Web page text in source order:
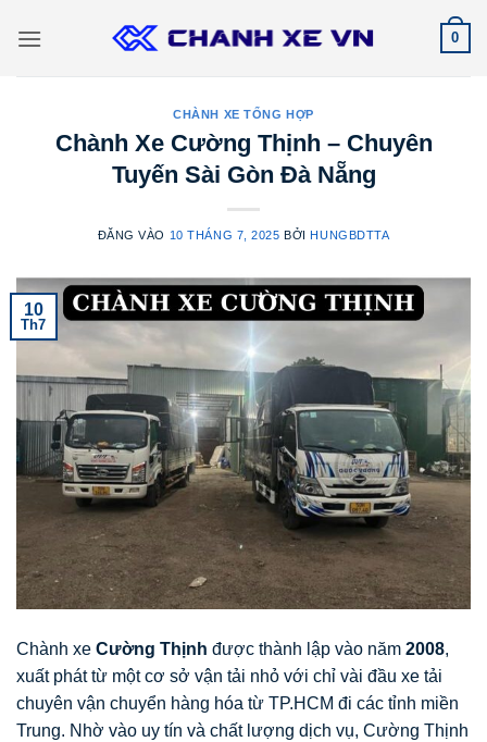
qua
0
CHÀNH XE TỔNG HỢP
Chành Xe Cường Thịnh – Chuyên
Tuyến Sài Gòn Đà Nẵng
ĐĂNG VÀO 10 THÁNG 7, 2025 BỞIHUNGBDTTA
10
Th7
Chành xe Cường Thịnh được thành lập vào năm 2008,
xuất phát từ một cơ sở vận tải nhỏ với chỉ vài đầu xe tải
chuyên vận chuyển hàng hóa từ TP.HCM đi các tỉnh miền
Trung. Nhờ vào uy tín và chất lượng dịch vụ, Cường Thịnh